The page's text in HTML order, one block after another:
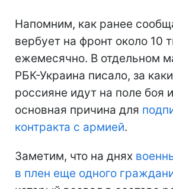
Напомним, как ранее
вербует на фронт около 10
ежемесячно. В отдельном
РБК-Украина писало, за
россияне идут на поле боя
основная причина для
контракта с армией.
Заметим, что на днях
в плен еще одного